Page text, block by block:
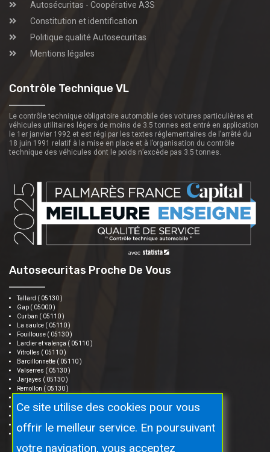
Autosécuritas - Coopérative A3S
Constitution et identification
Politique qualité Autosecuritas
Mentions légales
Contrôle Technique VL
Le contrôle technique obligatoire automobile des voitures particulières et
véhicules utilitaires légers de moins de 3.5 tonnes est entré en application
le 1er janvier 1992 et est régi par les textes réglementaires de l’arrêté du
18 juin 1991 relatif à la mise en place et à l’organisation du contrôle
technique des véhicules dont le poids n’excède pas 3.5 tonnes.
Autosecuritas Proche De Vous
Tallard ( 05130 )
Gap ( 05000 )
Curban ( 05110 )
La saulce ( 05110 )
Fouillouse ( 05130 )
Lardier et valença ( 05110 )
Vitrolles ( 05110 )
Barcillonnette ( 05110 )
Valserres ( 05130 )
Jarjayes ( 05130 )
Remollon ( 05130 )
Turriers ( 04250 )
Neffes ( 05000 )
Ce site utilise des cookies pour vous
offrir le meilleur service. En poursuivant
votre navigation, vous acceptez